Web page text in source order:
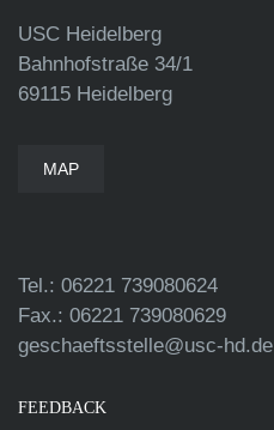
USC Heidelberg
Bahnhofstraße 34/1
69115 Heidelberg
MAP
Tel.: 06221 739080624
Fax.: 06221 739080629
geschaeftsstelle@usc-hd.de
FEEDBACK